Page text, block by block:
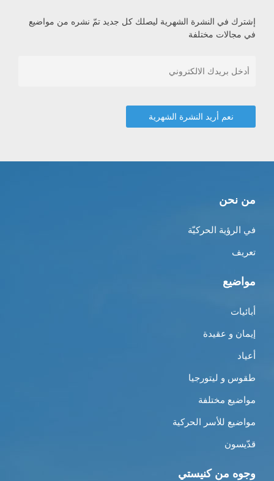
إشترك في النشرة الشهرية ليصلك كل جديد تمّ نشره من مواضيع
في مجالات مختلفة
من نحن
في الرؤية الحركيّة
تعريف
مواضيع
أبائيات
إيمان و عقيدة
أعياد
طقوس و ليتورجيا
مواضيع مختلفة
مواضيع للأسر الحركية
قدّيسون
وجوه من كنيستي